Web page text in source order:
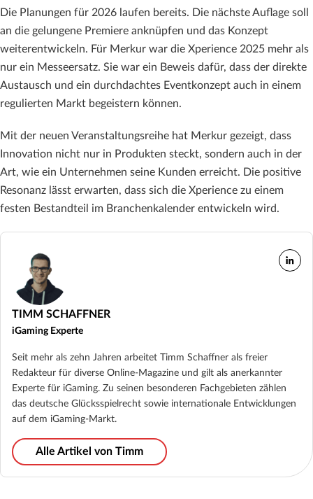
Die Planungen für 2026 laufen bereits. Die nächste Auflage soll
an die gelungene Premiere anknüpfen und das Konzept
weiterentwickeln. Für Merkur war die Xperience 2025 mehr als
nur ein Messeersatz. Sie war ein Beweis dafür, dass der direkte
Austausch und ein durchdachtes Eventkonzept auch in einem
regulierten Markt begeistern können.
Mit der neuen Veranstaltungsreihe hat Merkur gezeigt, dass
Innovation nicht nur in Produkten steckt, sondern auch in der
Art, wie ein Unternehmen seine Kunden erreicht. Die positive
Resonanz lässt erwarten, dass sich die Xperience zu einem
festen Bestandteil im Branchenkalender entwickeln wird.
TIMM SCHAFFNER
iGaming Experte
Seit mehr als zehn Jahren arbeitet Timm Schaffner als freier
Redakteur für diverse Online-Magazine und gilt als anerkannter
Experte für iGaming. Zu seinen besonderen Fachgebieten zählen
das deutsche Glücksspielrecht sowie internationale Entwicklungen
auf dem iGaming-Markt.
Alle Artikel von Timm